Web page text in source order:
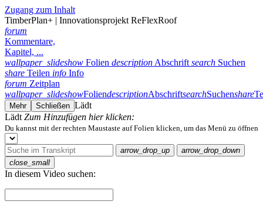
Zugang zum Inhalt
TimberPlan+ | Innovationsprojekt ReFlexRoof
forum
Kommentare,
Kapitel, ...
wallpaper_slideshow Folien description Abschrift search Suchen
share Teilen info Info
forum Zeitplan
wallpaper_slideshowFoliendescriptionAbschriftsearchSuchenshare
Mehr Schließen Lädt
Lädt Zum Hinzufügen hier klicken:
Du kannst mit der rechten Maustaste auf Folien klicken, um das Menü zu öffnen
arrow_drop_up
arrow_drop_down
close_small
In diesem Video suchen: